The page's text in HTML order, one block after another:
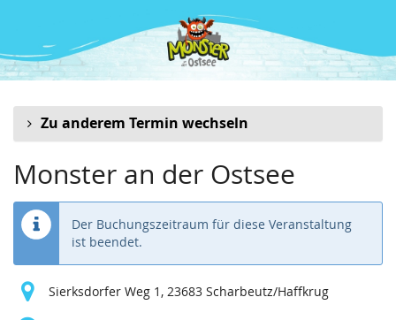
Inhalt
springen
Zu anderem Termin wechseln
Monster an der Ostsee
Der Buchungszeitraum für diese Veranstaltung
ist beendet.
Sierksdorfer Weg 1, 23683 Scharbeutz/Haffkrug